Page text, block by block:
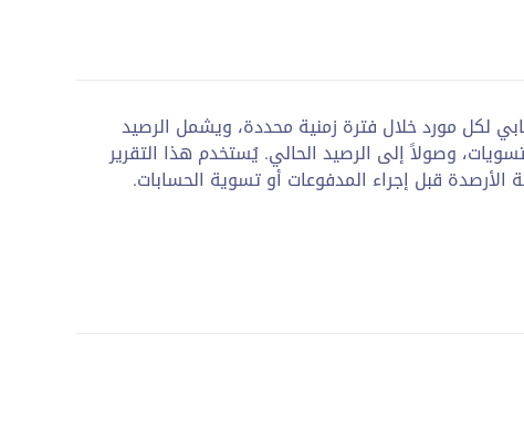
لكل مورد خلال فترة زمنية محددة، ويشمل الرصيد
وصولاً إلى الرصيد الحالي. يُستخدم هذا التقرير
قبل إجراء المدفوعات أو تسوية الحسابات.